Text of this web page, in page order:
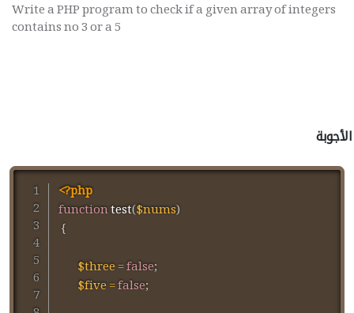
Write a PHP program to check if a given array of integers
contains no 3 or a 5
الأجوبة
<?php
functiontest($nums)
{
$three=false;
$five=false;